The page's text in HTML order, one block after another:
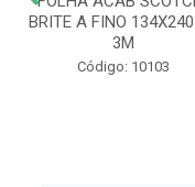
BRITE A FINO
3M
Código: 10103